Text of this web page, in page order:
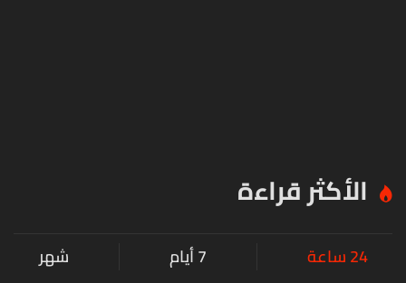
الأكثر قراءة
24 ساعة 7 أيام شهر